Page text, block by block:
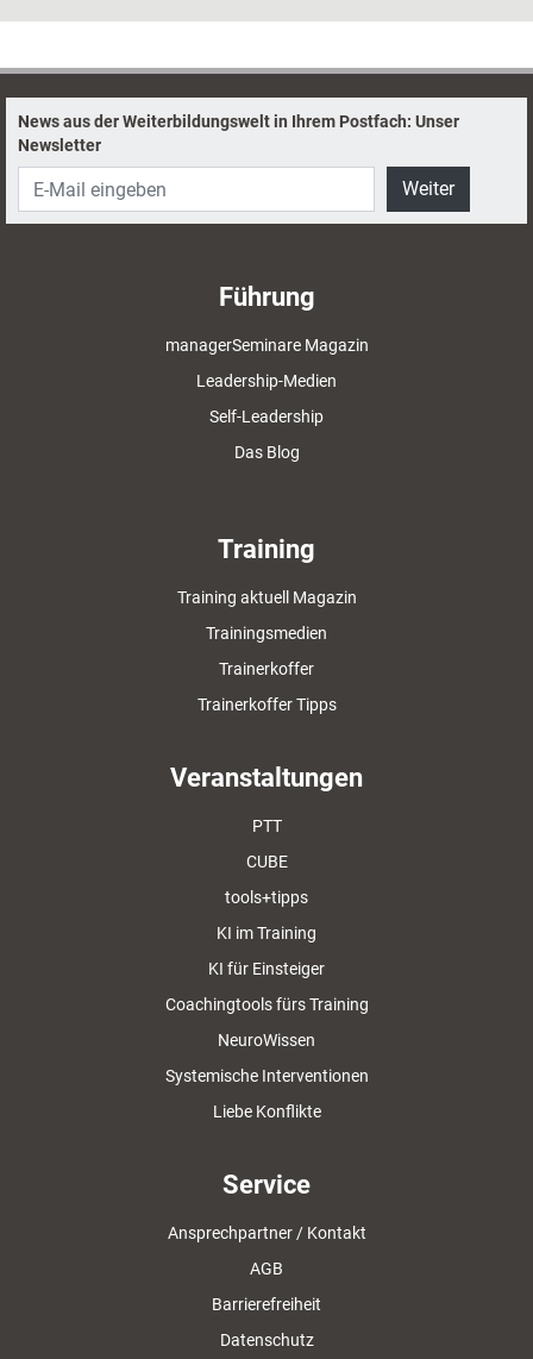
Markt umgehört: Wie sind die innovativen Konzepte des Jahres 2008
welche Lehren ziehen die Anbieter selbst aus ihrer Erfahrung?
News aus der Weiterbildungswelt in Ihrem Postfach: Unser
Newsletter
Weiter
Führung
managerSeminare Magazin
Leadership-Medien
Self-Leadership
Das Blog
Training
Training aktuell Magazin
Trainingsmedien
Trainerkoffer
Trainerkoffer Tipps
Veranstaltungen
PTT
CUBE
tools+tipps
KI im Training
KI für Einsteiger
Coachingtools fürs Training
NeuroWissen
Systemische Interventionen
Liebe Konflikte
Service
Ansprechpartner / Kontakt
AGB
Barrierefreiheit
Datenschutz